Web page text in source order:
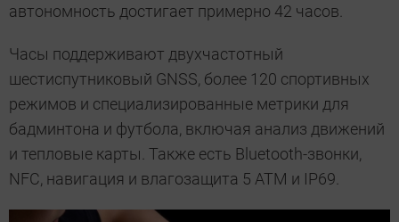
автономность достигает примерно 42 часов.
Часы поддерживают двухчастотный
шестиспутниковый GNSS, более 120 спортивных
режимов и специализированные метрики для
бадминтона и футбола, включая анализ движений
и тепловые карты. Также есть Bluetooth-звонки,
NFC, навигация и влагозащита 5 ATM и IP69.